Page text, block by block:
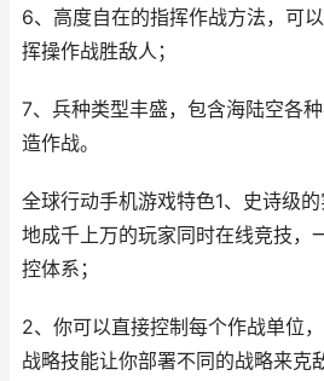
6、高度自在的指挥作战方法，可
挥操作战胜敌人；
7、兵种类型丰盛，包含海陆空各
造作战。
全球行动手机游戏特色1、史诗级
地成千上万的玩家同时在线竞技，
控体系；
2、你可以直接控制每个作战单位
战略技能让你部署不同的战略来克